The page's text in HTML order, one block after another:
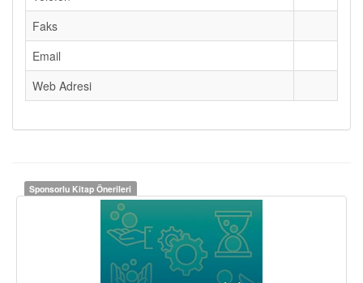
Faks
Email
Web Adresi
Sponsorlu Kitap Önerileri